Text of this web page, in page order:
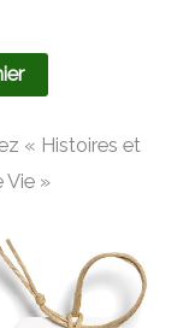
« Histoires et
Vie »